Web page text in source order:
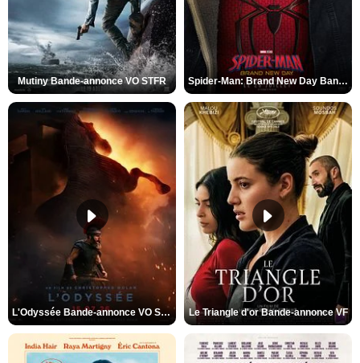
Mutiny Bande-annonce VO STFR Spider-Man: Brand New Day Bande-annonce VO STFR
L'Odyssée Bande-annonce VO STFR Le Triangle d'or Bande-annonce VF